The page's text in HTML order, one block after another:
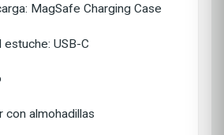
MagSafe Charging Case
USB-C
con almohadillas